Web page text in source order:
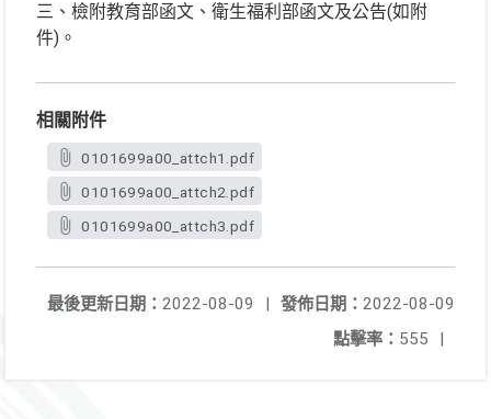
三、檢附教育部函文、衛生福利部函文及公告(如附
件)。
相關附件
0101699a00_attch1.pdf
0101699a00_attch2.pdf
0101699a00_attch3.pdf
發佈日期： 2022-08-09
最後更新日期： 2022-08-09
|
點擊率： 555 |